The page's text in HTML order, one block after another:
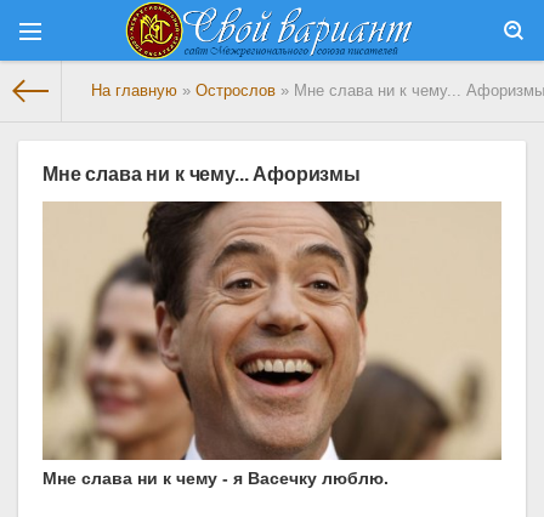
На главную » Острослов » Мне слава ни к чему... Афоризмы
Мне слава ни к чему... Афоризмы
Мне слава ни к чему - я Васечку люблю.